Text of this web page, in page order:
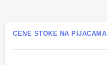
CENE STOKE NA PIJACAMA